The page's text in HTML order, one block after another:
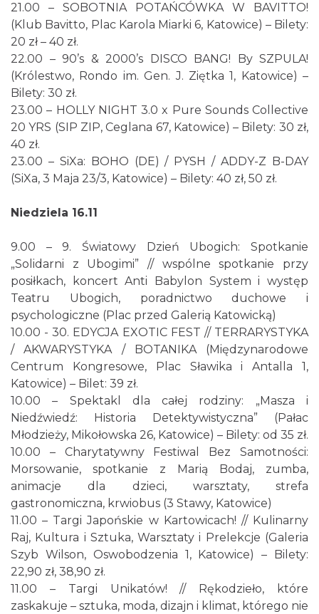
21.00 – SOBOTNIA POTAŃCÓWKA W BAVITTO!
(Klub Bavitto, Plac Karola Miarki 6, Katowice) – Bilety:
20 zł – 40 zł.
22.00 – 90’s & 2000’s DISCO BANG! By SZPULA!
(Królestwo, Rondo im. Gen. J. Ziętka 1, Katowice) –
Bilety: 30 zł.
23.00 – HOLLY NIGHT 3.0 x Pure Sounds Collective
20 YRS (SIP ZIP, Ceglana 67, Katowice) – Bilety: 30 zł,
40 zł.
23.00 – SiXa: BOHO (DE) / PYSH / ADDY-Z B-DAY
(SiXa, 3 Maja 23/3, Katowice) – Bilety: 40 zł, 50 zł.
Niedziela 16.11
9.00 – 9. Światowy Dzień Ubogich: Spotkanie
„Solidarni z Ubogimi” // wspólne spotkanie przy
posiłkach, koncert Anti Babylon System i występ
Teatru Ubogich, poradnictwo duchowe i
psychologiczne (Plac przed Galerią Katowicką)
10.00 - 30. EDYCJA EXOTIC FEST // TERRARYSTYKA
/ AKWARYSTYKA / BOTANIKA (Międzynarodowe
Centrum Kongresowe, Plac Sławika i Antalla 1,
Katowice) – Bilet: 39 zł.
10.00 – Spektakl dla całej rodziny: „Masza i
Niedźwiedź: Historia Detektywistyczna” (Pałac
Młodzieży, Mikołowska 26, Katowice) – Bilety: od 35 zł.
10.00 – Charytatywny Festiwal Bez Samotności:
Morsowanie, spotkanie z Marią Bodaj, zumba,
animacje dla dzieci, warsztaty, strefa
gastronomiczna, krwiobus (3 Stawy, Katowice)
11.00 – Targi Japońskie w Kartowicach! // Kulinarny
Raj, Kultura i Sztuka, Warsztaty i Prelekcje (Galeria
Szyb Wilson, Oswobodzenia 1, Katowice) – Bilety:
22,90 zł, 38,90 zł.
11.00 – Targi Unikatów! // Rękodzieło, które
zaskakuje – sztuka, moda, dizajn i klimat, którego nie